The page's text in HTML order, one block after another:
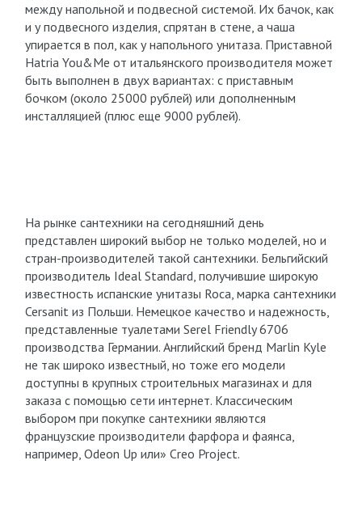
между напольной и подвесной системой. Их бачок, как
и у подвесного изделия, спрятан в стене, а чаша
упирается в пол, как у напольного унитаза. Приставной
Hatria You&Me от итальянского производителя может
быть выполнен в двух вариантах: с приставным
бочком (около 25000 рублей) или дополненным
инсталляцией (плюс еще 9000 рублей).
На рынке сантехники на сегодняшний день
представлен широкий выбор не только моделей, но и
стран-производителей такой сантехники. Бельгийский
производитель Ideal Standard, получившие широкую
известность испанские унитазы Roca, марка сантехники
Cersanit из Польши. Немецкое качество и надежность,
представленные туалетами Serel Friendly 6706
производства Германии. Английский бренд Marlin Kyle
не так широко известный, но тоже его модели
доступны в крупных строительных магазинах и для
заказа с помощью сети интернет. Классическим
выбором при покупке сантехники являются
французские производители фарфора и фаянса,
например, Odeon Up или» Creo Project.